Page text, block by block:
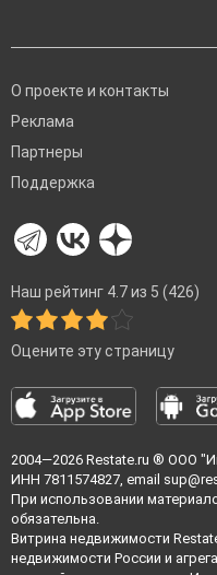
О проекте и контакты
Реклама
Партнеры
Поддержка
Наш рейтинг 4.7 из 5 (426)
Оцените эту страницу
2004—2026 Restate.ru ® ООО
ИНН 7811574827, email
При использовании
обязательна.
Витрина недвижимости
недвижимости России и